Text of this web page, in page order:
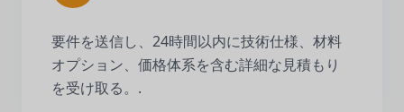
要件を送信し、24時間以内に技術仕様、材料
オプション、価格体系を含む詳細な見積もり
を受け取る。.